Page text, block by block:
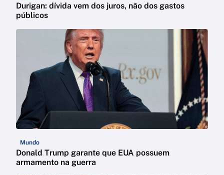
Durigan: dívida vem dos juros, não dos gastos
públicos
Mundo
Donald Trump garante que EUA possuem
armamento na guerra